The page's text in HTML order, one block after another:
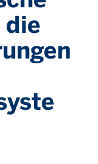
die